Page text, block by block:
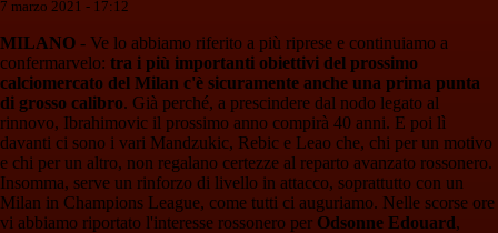
7 marzo 2021 - 17:12
MILANO - Ve lo abbiamo riferito a più riprese e continuiamo a
confermarvelo: tra i più importanti obiettivi del prossimo
calciomercato del Milan c'è sicuramente anche una prima punta
di grosso calibro. Già perché, a prescindere dal nodo legato al
rinnovo, Ibrahimovic il prossimo anno compirà 40 anni. E poi lì
davanti ci sono i vari Mandzukic, Rebic e Leao che, chi per un motivo
e chi per un altro, non regalano certezze al reparto avanzato rossonero.
Insomma, serve un rinforzo di livello in attacco, soprattutto con un
Milan in Champions League, come tutti ci auguriamo. Nelle scorse ore
vi abbiamo riportato l'interesse rossonero per Odsonne Edouard,